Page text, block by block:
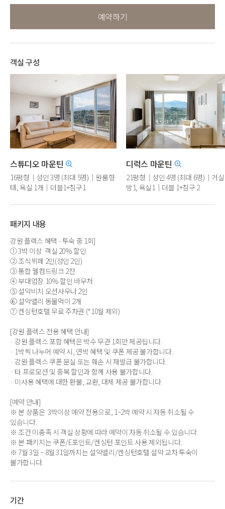
예약하기
객실 구성
스튜디오 마운틴
16평형｜성인 3명 (최대 5명)｜원룸형
태, 욕실 1개｜더블1+침구1
디럭스 마운틴
21평형｜성인 4명 (최대 6명)｜거
방1, 욕실1｜더블 1+침구 2
패키지 내용
강원 플렉스 혜택 - 투숙 중 1회]
① 3박 이상 객실 20% 할인
② 조식뷔페 2인(성인 2인)
③ 통합 웰컴드링크 2잔
④ 부대업장 10% 할인 바우처
⑤ 설악비치 오션사우나 2인
⑥ 설악밸리 동물먹이 2개
⑦ 켄싱턴호텔 무료 주차권 (*10월 제외)
[강원 플렉스 전용 혜택 안내]
· 강원 플렉스 포함 혜택은 박수 무관 1회만 제공됩니다.
· 1박씩 나누어 예약 시, 연박 혜택 및 쿠폰 제공 불가합니다.
· 강원 플렉스 쿠폰 분실 또는 훼손 시 재발급 불가합니다.
· 타 프로모션 및 중복 할인과 함께 사용 불가합니다.
· 미사용 혜택에 대한 환불, 교환, 대체 제공 불가합니다.
[예약 안내]
※ 본 상품은 3박이상 예약 전용으로, 1~2박 예약 시 자동 취소될 수
있습니다.
※ 조건 미충족 시 객실 상황에 따라 예약이 자동 취소될 수 있습니다.
※ 본 패키지는 쿠폰/E포인트/켄싱턴 포인트 사용 제외됩니다.
※ 7월 3일 ~ 8월 31일까지는 설악밸리/켄싱턴호텔 설악 교차 투숙이
불가합니다.
기간